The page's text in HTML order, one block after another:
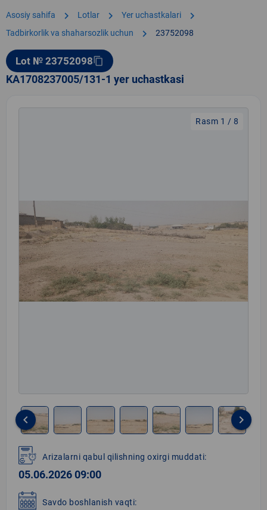
Asosiy sahifa chevron_right Lotlar chevron_right Yer uchastkalari chevron_right
Tadbirkorlik va shaharsozlik uchun chevron_right 23752098
Lot № 23752098content_copy
KA1708237005/131-1 yer uchastkasi
Rasm 1 / 8
1
of
8
keyboard_arrow_left keyboard_arrow_right
Arizalarni qabul qilishning oxirgi muddati:
05.06.2026 09:00
Savdo boshlanish vaqti: